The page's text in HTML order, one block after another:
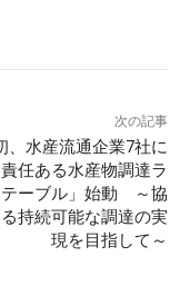
次の記事
、水産流通企業7社に
任ある水産物調達ラ
テーブル」始動 ～協
持続可能な調達の実
現を目指して～